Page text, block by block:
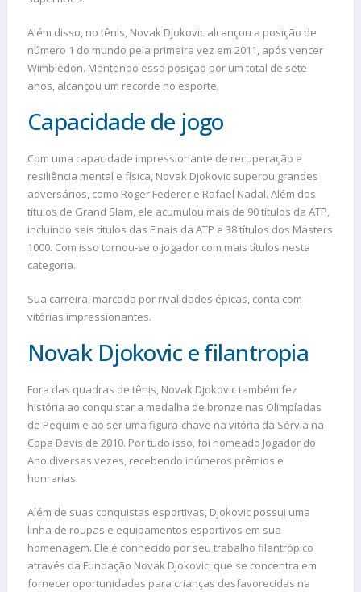
Além disso, no tênis, Novak Djokovic alcançou a posição de
número 1 do mundo pela primeira vez em 2011, após vencer
Wimbledon. Mantendo essa posição por um total de sete
anos, alcançou um recorde no esporte.
Capacidade de jogo
Com uma capacidade impressionante de recuperação e
resiliência mental e física, Novak Djokovic superou grandes
adversários, como Roger Federer e Rafael Nadal. Além dos
títulos de Grand Slam, ele acumulou mais de 90 títulos da ATP,
incluindo seis títulos das Finais da ATP e 38 títulos dos Masters
1000. Com isso tornou-se o jogador com mais títulos nesta
categoria.
Sua carreira, marcada por rivalidades épicas, conta com
vitórias impressionantes.
Novak Djokovic e filantropia
Fora das quadras de tênis, Novak Djokovic também fez
história ao conquistar a medalha de bronze nas Olimpíadas
de Pequim e ao ser uma figura-chave na vitória da Sérvia na
Copa Davis de 2010. Por tudo isso, foi nomeado Jogador do
Ano diversas vezes, recebendo inúmeros prêmios e
honrarias.
Além de suas conquistas esportivas, Djokovic possui uma
linha de roupas e equipamentos esportivos em sua
homenagem. Ele é conhecido por seu trabalho filantrópico
através da Fundação Novak Djokovic, que se concentra em
fornecer oportunidades para crianças desfavorecidas na